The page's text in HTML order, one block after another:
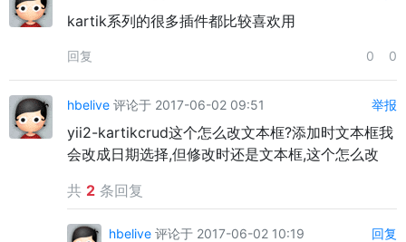
kartik系列的很多插件都比较喜欢用
回复 0 0
hbelive 评论于 2017-06-02 09:51 举报
yii2-kartikcrud这个怎么改文本框?添加时文本框我
会改成日期选择,但修改时还是文本框,这个怎么改
共 2 条回复
hbelive 评论于 2017-06-02 10:19 回复